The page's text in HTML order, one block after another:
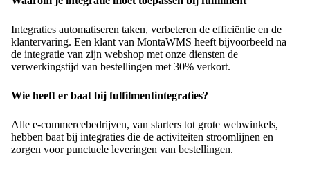
Integraties automatiseren taken, verbeteren de efficiëntie en de
klantervaring. Een klant van MontaWMS heeft bijvoorbeeld na
de integratie van zijn webshop met onze diensten de
verwerkingstijd van bestellingen met 30% verkort.
Wie heeft er baat bij fulfilmentintegraties?
Alle e-commercebedrijven, van starters tot grote webwinkels,
hebben baat bij integraties die de activiteiten stroomlijnen en
zorgen voor punctuele leveringen van bestellingen.